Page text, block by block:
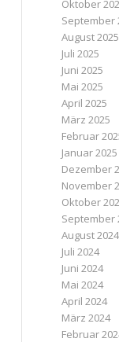
Oktober
September
August 2025
Juli 2025
Juni 2025
Mai 2025
April 2025
März 2025
Februar
Januar 2025
Dezember
November
Oktober
September
August 2024
Juli 2024
Juni 2024
Mai 2024
April 2024
März 2024
Februar